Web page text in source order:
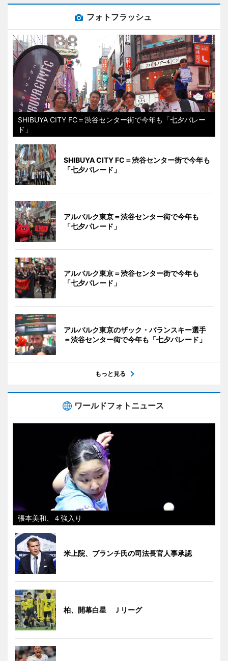
フォトフラッシュ
SHIBUYA CITY FC＝渋谷センター街で今年も「七夕パレー
ド」
SHIBUYA CITY FC＝渋谷センター街で今年も
「七夕パレード」
アルバルク東京＝渋谷センター街で今年も
「七夕パレード」
アルバルク東京＝渋谷センター街で今年も
「七夕パレード」
アルバルク東京のザック・バランスキー選手
＝渋谷センター街で今年も「七夕パレード」
もっと見る
ワールドフォトニュース
張本美和、４強入り
米上院、ブランチ氏の司法長官人事承認
柏、開幕白星 Ｊリーグ